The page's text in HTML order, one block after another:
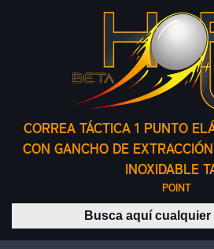
CORREA TÁCTICA 1 PUNTO
CON GANCHO DE
INOXIDABLE
POINT